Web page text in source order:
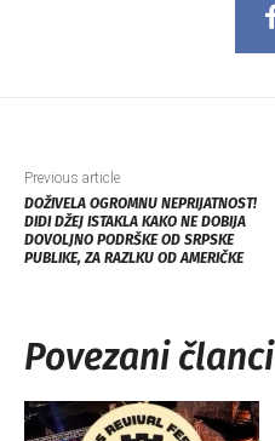
Previous article
DOŽIVELA OGROMNU NEPRIJATNOST!
DIDI DŽEJ ISTAKLA KAKO NE DOBIJA
DOVOLJNO PODRŠKE OD SRPSKE
PUBLIKE, ZA RAZLKU OD AMERIČKE
Povezani članci